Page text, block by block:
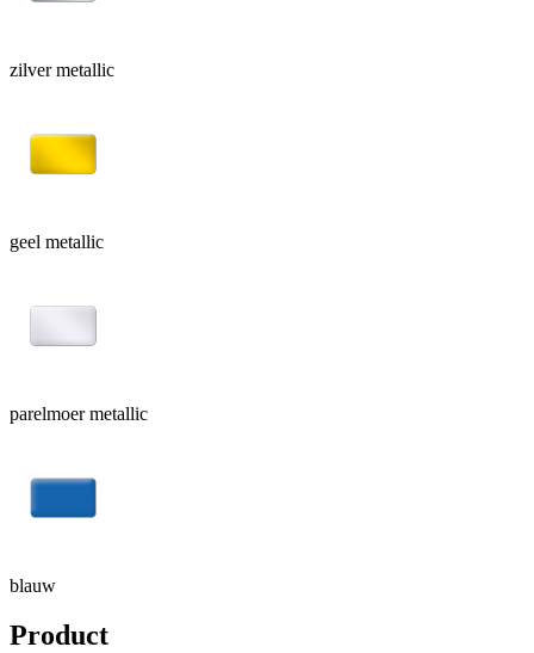
zilver metallic
geel metallic
parelmoer metallic
blauw
Product